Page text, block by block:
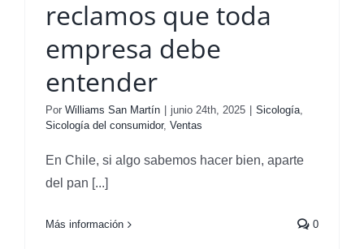
reclamos que toda
empresa debe
entender
Por Williams San Martín junio 24th, 2025 Sicología,
Sicología del consumidor, Ventas
En Chile, si algo sabemos hacer bien, aparte
del pan [...]
Más información 0